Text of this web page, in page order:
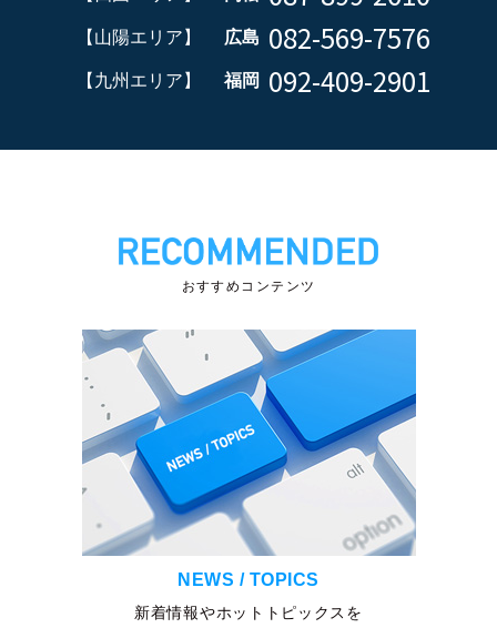
【山陽エリア】 広島 082-569-7576
【九州エリア】 福岡 092-409-2901
おすすめコンテンツ
NEWS / TOPICS
新着情報やホットトピックスを